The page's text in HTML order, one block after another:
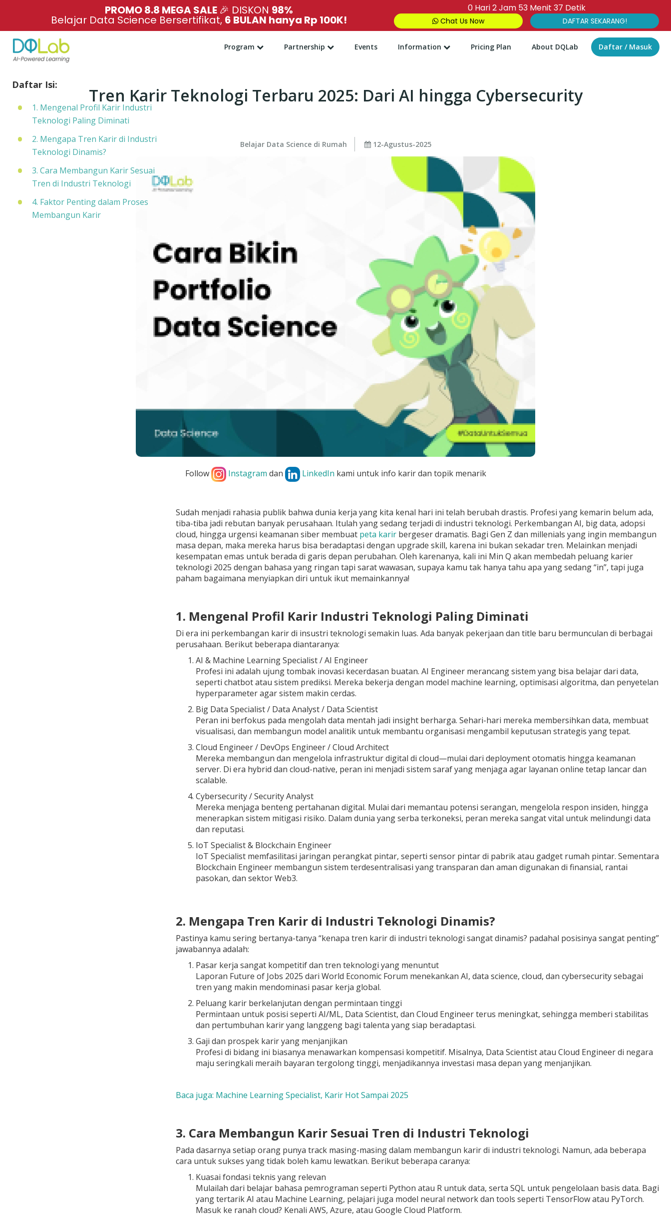
PROMO 8.8 MEGA SALE 🎉 DISKON 98%
Belajar Data Science Bersertifikat, 6 BULAN hanya Rp 100K!
0Hari2Jam 53Menit 36 Detik
Chat Us Now DAFTAR SEKARANG!
Program Partnership Events Information Pricing Plan About DQLab Daftar / Masuk
Tren Karir Teknologi Terbaru 2025: Dari AI hingga Cybersecurity
Belajar Data Science di Rumah 12-Agustus-2025
Follow Instagram dan LinkedIn kami untuk info karir dan topik menarik
Daftar Isi:
1. Mengenal Profil Karir Industri
Teknologi Paling Diminati
2. Mengapa Tren Karir di Industri
Teknologi Dinamis?
3. Cara Membangun Karir Sesuai
Tren di Industri Teknologi
4. Faktor Penting dalam Proses
Membangun Karir
Sudah menjadi rahasia publik bahwa dunia kerja yang kita kenal hari ini telah berubah drastis. Profesi yang kemarin belum ada,
tiba-tiba jadi rebutan banyak perusahaan. Itulah yang sedang terjadi di industri teknologi. Perkembangan AI, big data, adopsi
cloud, hingga urgensi keamanan siber membuat peta karirbergeser dramatis. Bagi Gen Z dan millenials yang ingin membangun
masa depan, maka mereka harus bisa beradaptasi dengan upgrade skill, karena ini bukan sekadar tren. Melainkan menjadi
kesempatan emas untuk berada di garis depan perubahan. Oleh karenanya, kali ini Min Q akan membedah peluang karier
teknologi 2025 dengan bahasa yang ringan tapi sarat wawasan, supaya kamu tak hanya tahu apa yang sedang “in”, tapi juga
paham bagaimana menyiapkan diri untuk ikut memainkannya!
1. Mengenal Profil Karir Industri Teknologi Paling Diminati
Di era ini perkembangan karir di insustri teknologi semakin luas. Ada banyak pekerjaan dan title baru bermunculan di berbagai
perusahaan. Berikut beberapa diantaranya:
AI & Machine Learning Specialist / AI Engineer
Profesi ini adalah ujung tombak inovasi kecerdasan buatan. AI Engineer merancang sistem yang bisa belajar dari data,
seperti chatbot atau sistem prediksi. Mereka bekerja dengan model machine learning, optimisasi algoritma, dan penyetelan
hyperparameter agar sistem makin cerdas.
Big Data Specialist / Data Analyst / Data Scientist
Peran ini berfokus pada mengolah data mentah jadi insight berharga. Sehari-hari mereka membersihkan data, membuat
visualisasi, dan membangun model analitik untuk membantu organisasi mengambil keputusan strategis yang tepat.
Cloud Engineer / DevOps Engineer / Cloud Architect
Mereka membangun dan mengelola infrastruktur digital di cloud—mulai dari deployment otomatis hingga keamanan
server. Di era hybrid dan cloud-native, peran ini menjadi sistem saraf yang menjaga agar layanan online tetap lancar dan
scalable.
Cybersecurity / Security Analyst
Mereka menjaga benteng pertahanan digital. Mulai dari memantau potensi serangan, mengelola respon insiden, hingga
menerapkan sistem mitigasi risiko. Dalam dunia yang serba terkoneksi, peran mereka sangat vital untuk melindungi data
dan reputasi.
IoT Specialist & Blockchain Engineer
IoT Specialist memfasilitasi jaringan perangkat pintar, seperti sensor pintar di pabrik atau gadget rumah pintar. Sementara
Blockchain Engineer membangun sistem terdesentralisasi yang transparan dan aman digunakan di finansial, rantai
pasokan, dan sektor Web3.
2. Mengapa Tren Karir di Industri Teknologi Dinamis?
Pastinya kamu sering bertanya-tanya “kenapa tren karir di industri teknologi sangat dinamis? padahal posisinya sangat penting”
jawabannya adalah:
Pasar kerja sangat kompetitif dan tren teknologi yang menuntut
Laporan Future of Jobs 2025 dari World Economic Forum menekankan AI, data science, cloud, dan cybersecurity sebagai
tren yang makin mendominasi pasar kerja global.
Peluang karir berkelanjutan dengan permintaan tinggi
Permintaan untuk posisi seperti AI/ML, Data Scientist, dan Cloud Engineer terus meningkat, sehingga memberi stabilitas
dan pertumbuhan karir yang langgeng bagi talenta yang siap beradaptasi.
Gaji dan prospek karir yang menjanjikan
Profesi di bidang ini biasanya menawarkan kompensasi kompetitif. Misalnya, Data Scientist atau Cloud Engineer di negara
maju seringkali meraih bayaran tergolong tinggi, menjadikannya investasi masa depan yang menjanjikan.
Baca juga: Machine Learning Specialist, Karir Hot Sampai 2025
3. Cara Membangun Karir Sesuai Tren di Industri Teknologi
Pada dasarnya setiap orang punya track masing-masing dalam membangun karir di industri teknologi. Namun, ada beberapa
cara untuk sukses yang tidak boleh kamu lewatkan. Berikut beberapa caranya:
Kuasai fondasi teknis yang relevan
Mulailah dari belajar bahasa pemrograman seperti Python atau R untuk data, serta SQL untuk pengelolaan basis data. Bagi
yang tertarik AI atau Machine Learning, pelajari juga model neural network dan tools seperti TensorFlow atau PyTorch.
Masuk ke ranah cloud? Kenali AWS, Azure, atau Google Cloud Platform.